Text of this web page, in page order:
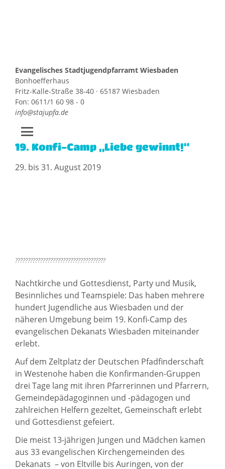
Evangelisches Stadtjugendpfarramt Wiesbaden
Bonhoefferhaus
Fritz-Kalle-Straße 38-40 · 65187 Wiesbaden
Fon: 0611/1 60 98 - 0
info@stajupfa.de
Zum
springen
19. Konfi-Camp „Liebe gewinnt!“
29. bis 31. August 2019
????????????????????????????????????
Nachtkirche und Gottesdienst, Party und Musik,
Besinnliches und Teamspiele: Das haben mehrere
hundert Jugendliche aus Wiesbaden und der
näheren Umgebung beim 19. Konfi-Camp des
evangelischen Dekanats Wiesbaden miteinander
erlebt.
Auf dem Zeltplatz der Deutschen Pfadfinderschaft
in Westenohe haben die Konfirmanden-Gruppen
drei Tage lang mit ihren Pfarrerinnen und Pfarrern,
Gemeindepädagoginnen und -pädagogen und
zahlreichen Helfern gezeltet, Gemeinschaft erlebt
und Gottesdienst gefeiert.
Die meist 13-jährigen Jungen und Mädchen kamen
aus 33 evangelischen Kirchengemeinden des
Dekanats – von Eltville bis Auringen, von der